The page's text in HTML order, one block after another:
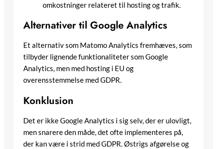
omkostninger relateret til hosting og trafik.
Alternativer til Google Analytics
Et alternativ som Matomo Analytics fremhæves, som
tilbyder lignende funktionaliteter som Google
Analytics, men med hosting i EU og
overensstemmelse med GDPR.
Konklusion
Det er ikke Google Analytics i sig selv, der er ulovligt,
men snarere den måde, det ofte implementeres på,
der kan være i strid med GDPR. Østrigs afgørelse og